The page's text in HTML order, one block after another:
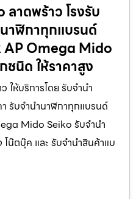
าดพร้าว โรงรับ
าฬิกาทุกแบรนด์
Omega Mido
ชนิด ให้ราคาสูง
ให้บริการโดย รับจํานํา
รับจำนำนาฬิกาทุกแบรนด์
Mido Seiko รับจำนำ
น๊ตบุ๊ค และ รับจำนำสินค้าแบ